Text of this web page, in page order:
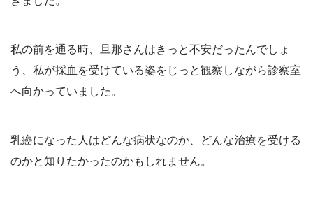
私の前を通る時、旦那さんはきっと不安だったんでしょ
う、私が採血を受けている姿をじっと観察しながら診察室
へ向かっていました。
乳癌になった人はどんな病状なのか、どんな治療を受ける
のかと知りたかったのかもしれません。